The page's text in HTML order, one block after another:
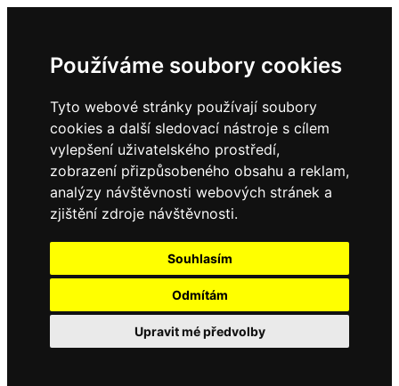
Používáme soubory cookies
Tyto webové stránky používají soubory
cookies a další sledovací nástroje s cílem
vylepšení uživatelského prostředí,
zobrazení přizpůsobeného obsahu a reklam,
analýzy návštěvnosti webových stránek a
zjištění zdroje návštěvnosti.
Souhlasím
Odmítám
Upravit mé předvolby